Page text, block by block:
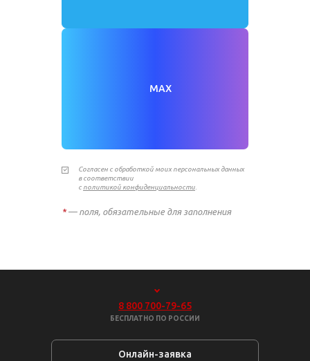
MAX
Согласен с обработкой моих персональных данных
в соответствии
с политикой конфиденциальности
*— поля, обязательные для заполнения
8 800 700-79-65
БЕСПЛАТНО ПО РОССИИ
Онлайн-заявка